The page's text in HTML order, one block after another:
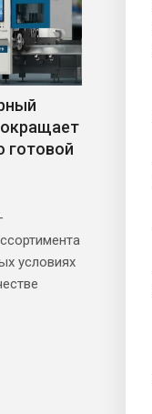
готовой
условиях